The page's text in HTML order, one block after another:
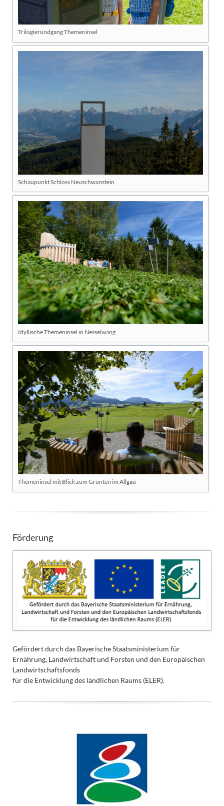
Trilogierundgang Themeninsel
Schaupunkt Schloss Neuschwanstein
Idyllische Themeninsel in Nesselwang
Themeninsel mit Blick zum Grünten im Allgäu
Förderung
Gefördert durch das Bayerische Staatsministerium für
Ernährung, Landwirtschaft und Forsten und den Europäischen
Landwirtschaftsfonds
für die Entwicklung des ländlichen Raums (ELER).